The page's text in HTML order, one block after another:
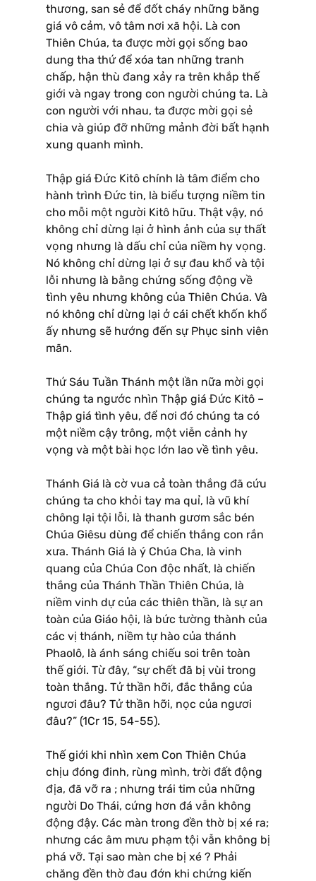
thương, san sẻ để đốt cháy những băng
giá vô cảm, vô tâm nơi xã hội. Là con
Thiên Chúa, ta được mời gọi sống bao
dung tha thứ để xóa tan những tranh
chấp, hận thù đang xảy ra trên khắp thế
giới và ngay trong con người chúng ta. Là
con người với nhau, ta được mời gọi sẻ
chia và giúp đỡ những mảnh đời bất hạnh
xung quanh mình.
Thập giá Đức Kitô chính là tâm điểm cho
hành trình Đức tin, là biểu tượng niềm tin
cho mỗi một người Kitô hữu. Thật vậy, nó
không chỉ dừng lại ở hình ảnh của sự thất
vọng nhưng là dấu chỉ của niềm hy vọng.
Nó không chỉ dừng lại ở sự đau khổ và tội
lỗi nhưng là bằng chứng sống động về
tình yêu nhưng không của Thiên Chúa. Và
nó không chỉ dừng lại ở cái chết khốn khổ
ấy nhưng sẽ hướng đến sự Phục sinh viên
mãn.
Thứ Sáu Tuần Thánh một lần nữa mời gọi
chúng ta ngước nhìn Thập giá Đức Kitô –
Thập giá tình yêu, để nơi đó chúng ta có
một niềm cậy trông, một viễn cảnh hy
vọng và một bài học lớn lao về tình yêu.
Thánh Giá là cờ vua cả toàn thắng đã cứu
chúng ta cho khỏi tay ma quỉ, là vũ khí
chông lại tội lỗi, là thanh gươm sắc bén
Chúa Giêsu dùng để chiến thắng con rắn
xưa. Thánh Giá là ý Chúa Cha, là vinh
quang của Chúa Con độc nhất, là chiến
thắng của Thánh Thần Thiên Chúa, là
niềm vinh dự của các thiên thần, là sự an
toàn của Giáo hội, là bức tường thành của
các vị thánh, niềm tự hào của thánh
Phaolô, là ánh sáng chiếu soi trên toàn
thế giới. Từ đây, “sự chết đã bị vùi trong
toàn thắng. Tử thần hỡi, đắc thắng của
ngươi đâu? Tử thần hỡi, nọc của ngươi
đâu?” (1Cr 15, 54-55).
Thế giới khi nhìn xem Con Thiên Chúa
chịu đóng đinh, rùng mình, trời đất động
địa, đã vỡ ra ; nhưng trái tim của những
người Do Thái, cứng hơn đá vẫn không
động đậy. Các màn trong đền thờ bị xé ra;
nhưng các âm mưu phạm tội vẫn không bị
phá vỡ. Tại sao màn che bị xé ? Phải
chăng đền thờ đau đớn khi chứng kiến